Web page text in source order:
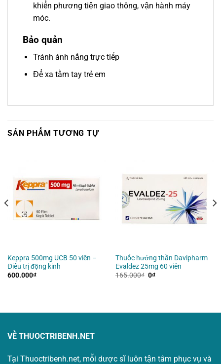
khiển phương tiện giao thông, vận hành máy
móc.
Bảo quản
Tránh ánh nắng trực tiếp
Để xa tầm tay trẻ em
SẢN PHẨM TƯƠNG TỰ
Keppra 500mg UCB 50 viên –
Điều trị động kinh
600.000₫
Thuốc hướng thần Davipharm
Evaldez 25mg 60 viên
165.000₫ Giá
0₫Giá
VỀ THUOCTRIBENH.NET
Tại Thuoctribenh.net, mỗi dược sĩ luôn tận tâm phục vụ và